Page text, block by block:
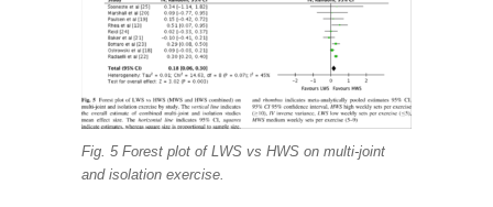
Fig. 5 Forest plot of LWS vs HWS on multi-joint
and isolation exercise.